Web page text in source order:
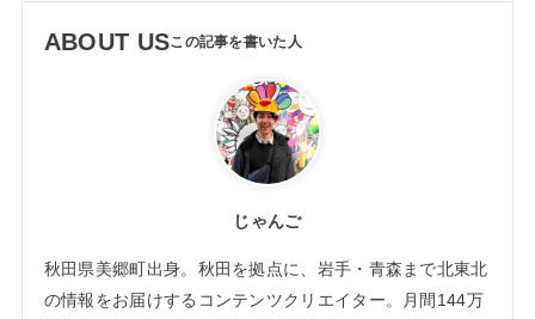
ABOUT US
じゃんご
秋田県美郷町出身。秋田を拠点に、岩手・青森まで北東北
の情報をお届けするコンテンツクリエイター。月間144万